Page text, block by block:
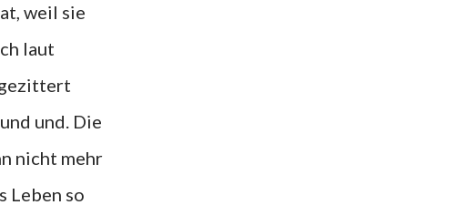
weil sie
laut
gezittert
und. Die
nicht mehr
Leben so